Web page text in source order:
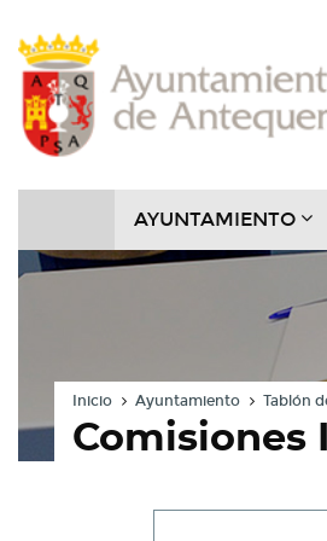
Cabecera
Pie
Menú
AYUNTAMIENTO???
Inicio Ayuntamiento Tablón
Comisiones